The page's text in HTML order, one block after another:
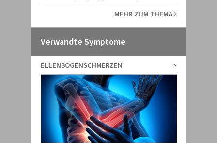
MEHR ZUM THEMA
Verwandte Symptome
ELLENBOGENSCHMERZEN